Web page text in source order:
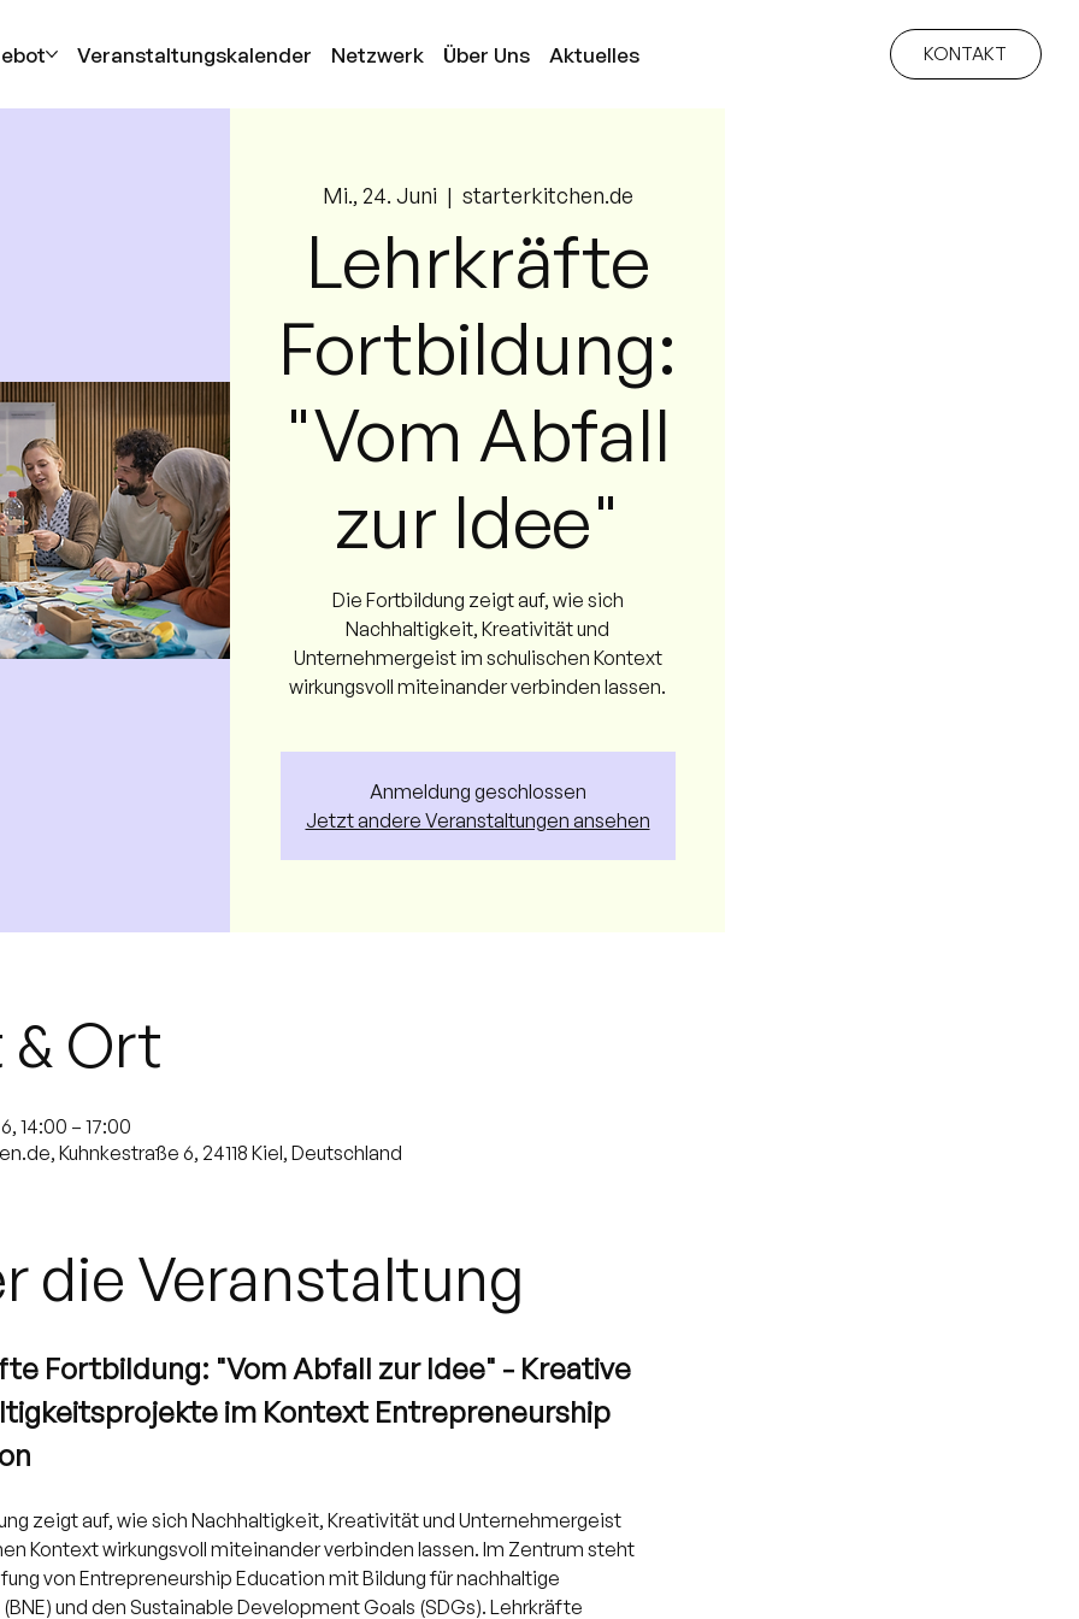
Veranstaltungskalender Netzwerk Über Uns Aktuelles KONTAKT
Mi., 24. Juni
  |
starterkitchen.de
Lehrkräfte
Fortbildung:
"Vom Abfall
zur Idee"
Die Fortbildung zeigt auf, wie sich
Nachhaltigkeit, Kreativität und
Unternehmergeist im schulischen Kontext
wirkungsvoll miteinander verbinden lassen.
Anmeldung geschlossen
Jetzt andere Veranstaltungen ansehen
Ort
14:00 – 17:00
Kuhnkestraße 6, 24118 Kiel, Deutschland
die Veranstaltung
Fortbildung: "Vom Abfall zur Idee" - Kreative
im Kontext Entrepreneurship
zeigt auf, wie sich Nachhaltigkeit, Kreativität und Unternehmergeist
Kontext wirkungsvoll miteinander verbinden lassen. Im Zentrum steht
von Entrepreneurship Education mit Bildung für nachhaltige
und den Sustainable Development Goals (SDGs). Lehrkräfte